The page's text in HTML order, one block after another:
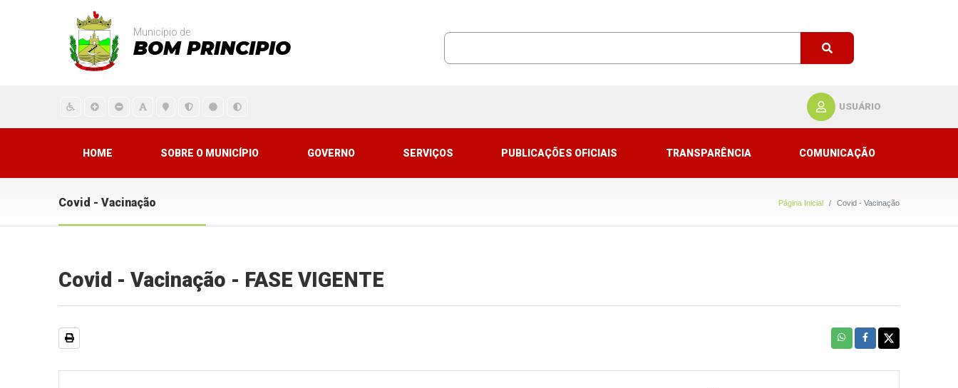
Município de
BOM PRINCIPIO
USUÁRIO
HOME SOBRE O MUNICÍPIO GOVERNO SERVIÇOS PUBLICAÇÕES OFICIAIS TRANSPARÊNCIA COMUNICAÇÃO
Covid - Vacinação Página Inicial Covid - Vacinação
Covid - Vacinação - FASE VIGENTE